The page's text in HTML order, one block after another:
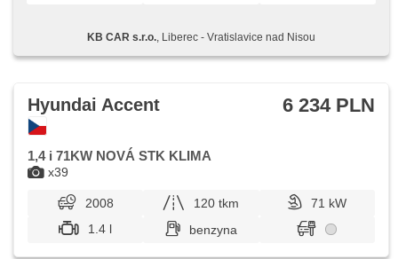
KB CAR s.r.o. , Liberec - Vratislavice nad Nisou
x39
Hyundai Accent 6 234 PLN
1,4 i 71KW NOVÁ STK KLIMA
2008 120 tkm
71 kW
1.4 l
benzyna